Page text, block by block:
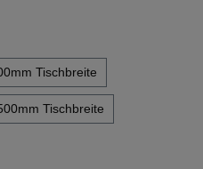
Tischbreite
Tischbreite